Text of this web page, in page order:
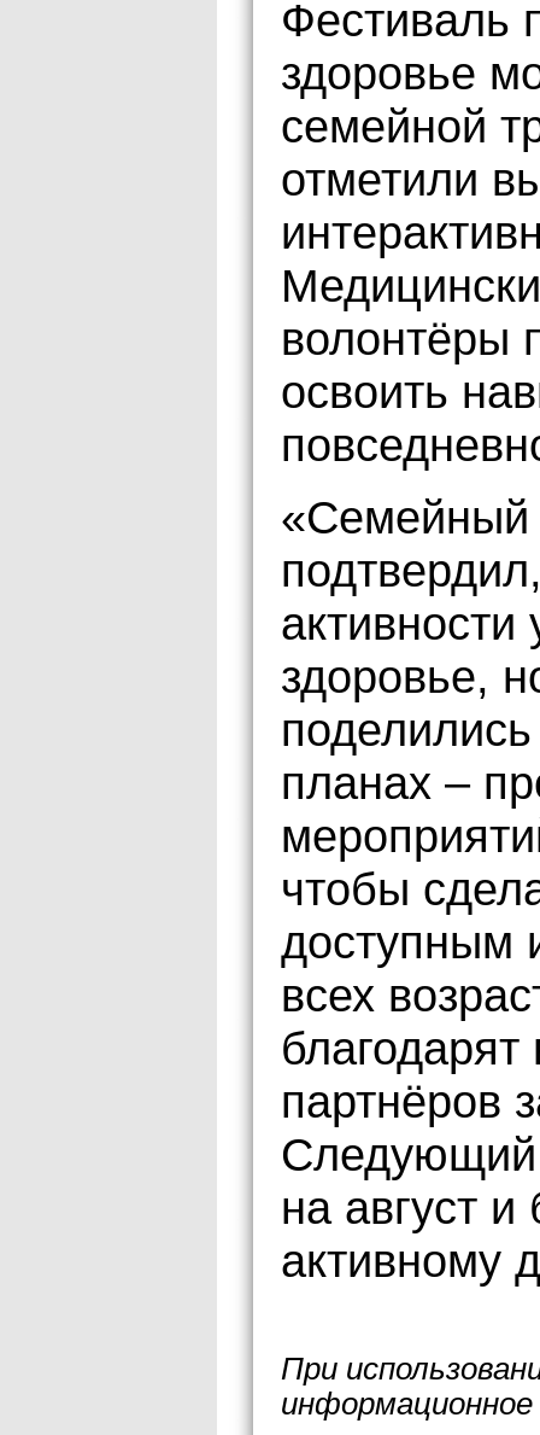
Фестиваль
здоровье
семейной
отметили
волонтёры
освоить
активности
здоровье,
планах –
чтобы
доступным
всех
благодарят
партнёров
Следующий
на август
активному
При